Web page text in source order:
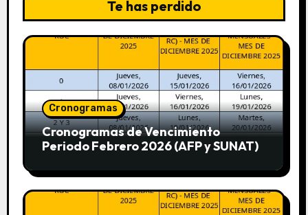
Te has perdido
Cronogramas
Cronogramas de Vencimiento
Periodo Febrero 2026 (AFP y SUNAT)